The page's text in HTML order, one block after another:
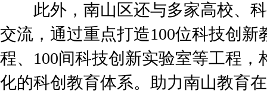
此外，南山区还与多家高校、科
交流，通过重点打造100位科技创新
程、100间科技创新实验室等工程
化的科创教育体系。助力南山教育